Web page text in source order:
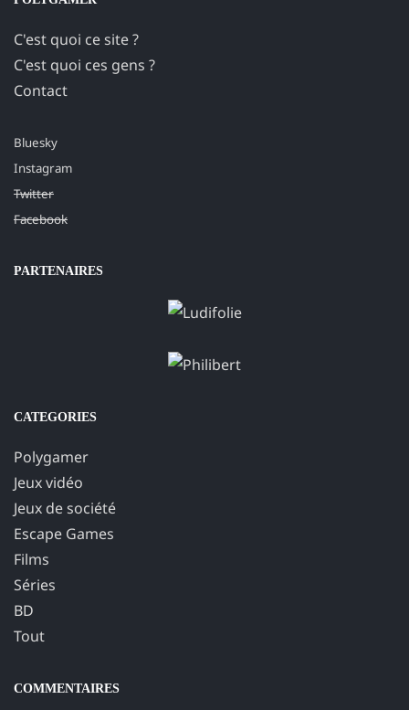
C'est quoi ce site ?
C'est quoi ces gens ?
Contact
Bluesky
Instagram
Twitter
Facebook
PARTENAIRES
CATEGORIES
Polygamer
Jeux vidéo
Jeux de société
Escape Games
Films
Séries
BD
Tout
COMMENTAIRES